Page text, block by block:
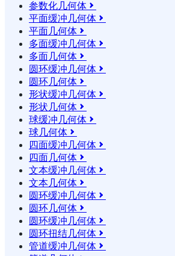
参数化几何体 
平面缓冲几何体 
平面几何体 
多面缓冲几何体 
多面几何体 
圆环缓冲几何体 
圆环几何体 
形状缓冲几何体 
形状几何体 
球缓冲几何体 
球几何体 
四面缓冲几何体 
四面几何体 
文本缓冲几何体 
文本几何体 
圆环缓冲几何体 
圆环几何体 
圆环缓冲几何体 
圆环扭结几何体 
管道缓冲几何体 